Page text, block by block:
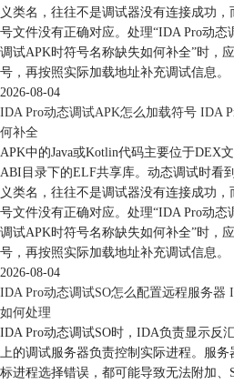
义类名，往往不是调试器没有连接成功
号文件没有正确对应。处理“IDA Pro动
调试APK时符号名称缺失如何补全”时，
号，再按照实际加载地址补充调试信息。
2026-08-04
IDA Pro动态调试APK怎么加载符号 IDA
何补全
APK中的Java或Kotlin代码主要位于DEX
ABI目录下的ELF共享库。动态调试时看
义类名，往往不是调试器没有连接成功
号文件没有正确对应。处理“IDA Pro动
调试APK时符号名称缺失如何补全”时，
号，再按照实际加载地址补充调试信息。
2026-08-04
IDA Pro动态调试SO怎么配置远程服务器
如何处理
IDA Pro动态调试SO时，IDA负责显示反
上的调试服务器负责控制实际进程。服
标进程选择错误，都可能导致无法附加、